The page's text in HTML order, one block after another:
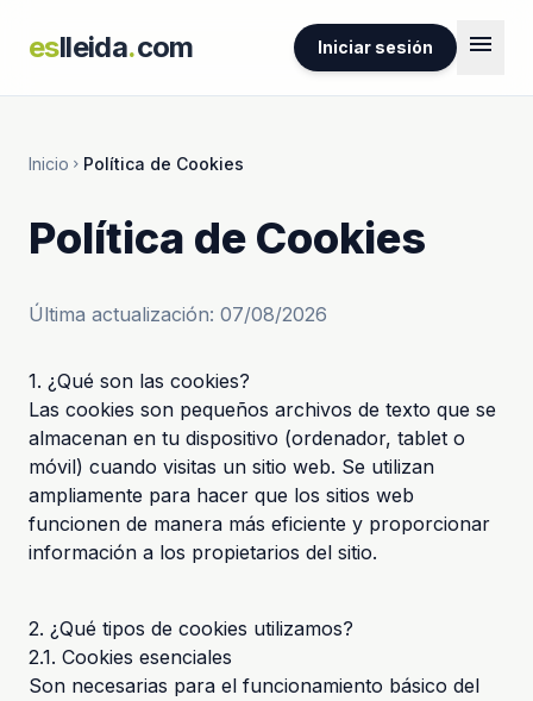
eslleida.com Iniciar sesión menu
Inicio chevron_right Política de Cookies
Política de Cookies
Última actualización: 07/08/2026
1. ¿Qué son las cookies?
Las cookies son pequeños archivos de texto que se
almacenan en tu dispositivo (ordenador, tablet o
móvil) cuando visitas un sitio web. Se utilizan
ampliamente para hacer que los sitios web
funcionen de manera más eficiente y proporcionar
información a los propietarios del sitio.
2. ¿Qué tipos de cookies utilizamos?
2.1. Cookies esenciales
Son necesarias para el funcionamiento básico del